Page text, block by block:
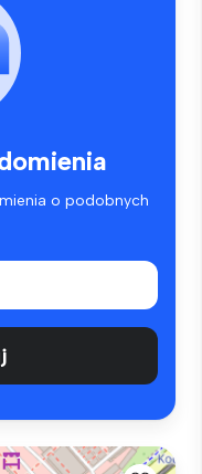
o podobnych